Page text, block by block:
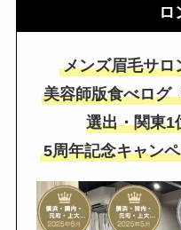
ロ
メンズ眉毛サロ
美容師版食べログ
選出・関東1
5周年記念キャン